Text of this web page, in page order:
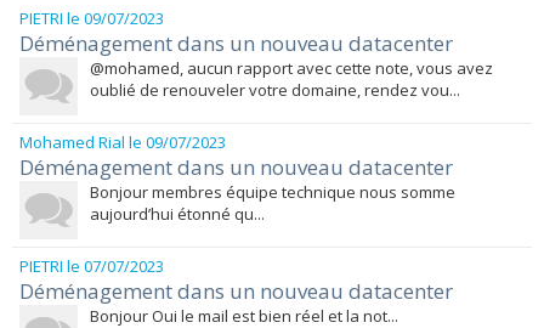
PIETRI le 09/07/2023
Déménagement dans un nouveau datacenter
@mohamed, aucun rapport avec cette note, vous avez
oublié de renouveler votre domaine, rendez vou...
Mohamed Rial le 09/07/2023
Déménagement dans un nouveau datacenter
Bonjour membres équipe technique nous somme
aujourd’hui étonné qu...
PIETRI le 07/07/2023
Déménagement dans un nouveau datacenter
Bonjour Oui le mail est bien réel et la not...